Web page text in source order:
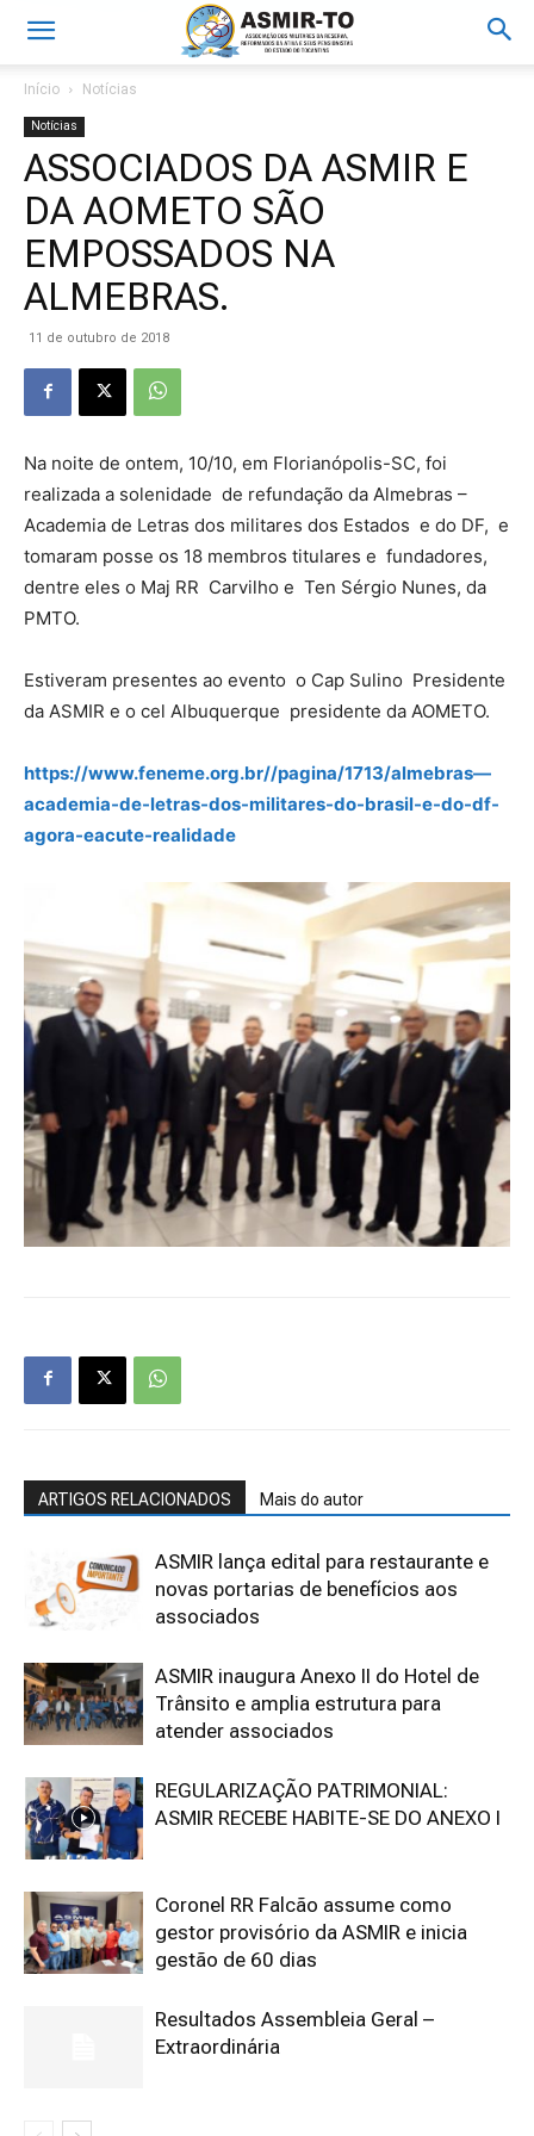
Início Notícias
Notícias
ASSOCIADOS DA ASMIR E
DA AOMETO SÃO
EMPOSSADOS NA
ALMEBRAS.
11 de outubro de 2018
Na noite de ontem, 10/10, em Florianópolis-SC, foi
realizada a solenidade de refundação da Almebras –
Academia de Letras dos militares dos Estados e do DF, e
tomaram posse os 18 membros titulares e fundadores,
dentre eles o Maj RR Carvilho e Ten Sérgio Nunes, da
PMTO.
Estiveram presentes ao evento o Cap Sulino Presidente
da ASMIR e o cel Albuquerque presidente da AOMETO.
https://www.feneme.org.br//pagina/1713/almebras—
academia-de-letras-dos-militares-do-brasil-e-do-df-
agora-eacute-realidade
ARTIGOS RELACIONADOS Mais do autor
ASMIR lança edital para restaurante e
novas portarias de benefícios aos
associados
ASMIR inaugura Anexo II do Hotel de
Trânsito e amplia estrutura para
atender associados
REGULARIZAÇÃO PATRIMONIAL:
ASMIR RECEBE HABITE-SE DO ANEXO I
Coronel RR Falcão assume como
gestor provisório da ASMIR e inicia
gestão de 60 dias
Resultados Assembleia Geral –
Extraordinária